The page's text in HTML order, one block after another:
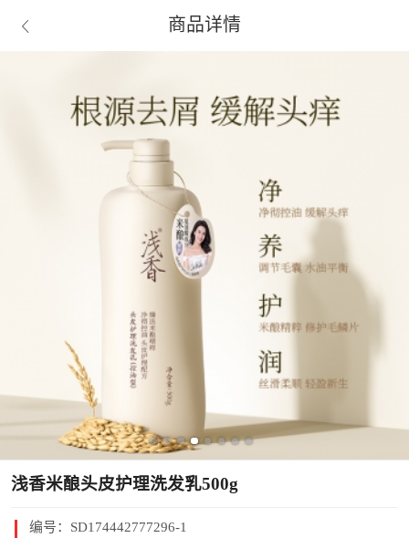
 商品详情
浅香米酿头皮护理洗发乳500g
编号： SD174442777296-1